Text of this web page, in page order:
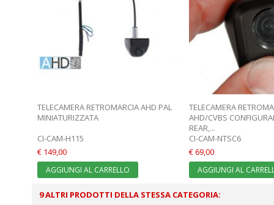
TELECAMERA RETROMARCIA AHD PAL
MINIATURIZZATA
CI-CAM-H115
€ 149,00
AGGIUNGI AL CARRELLO
TELECAMERA
AHD/CVBS
REAR,...
CI-CAM-NTSC6
€ 69,00
AGGIUNGI AL
9 ALTRI PRODOTTI DELLA STESSA CATEGORIA: